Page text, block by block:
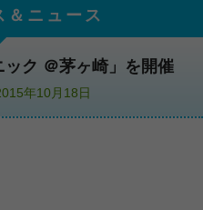
＆ニュース
ク ＠茅ヶ崎」を開催
年10月18日